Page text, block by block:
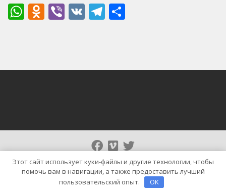
WhatsApp
Odnoklassniki
Viber
VK Telegram
Тема WordPress | News Cast отBlaze Themes
Этот сайт использует куки-файлы и другие технологии, чтобы
помочь вам в навигации, а также предоставить лучший
пользовательский опыт.
OK